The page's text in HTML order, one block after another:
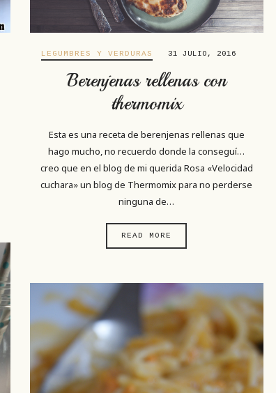
LEGUMBRES Y VERDURAS 31 JULIO, 2016
Berenjenas rellenas con
thermomix
Esta es una receta de berenjenas rellenas que
hago mucho, no recuerdo donde la conseguí…
creo que en el blog de mi querida Rosa «Velocidad
cuchara» un blog de Thermomix para no perderse
ninguna de…
READ MORE